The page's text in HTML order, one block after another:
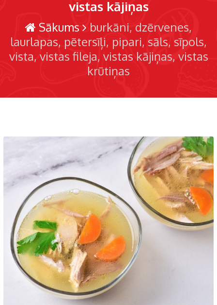
vistas kājiņas
Sākums burkāni dzērvenes
laurlapas pētersīļi pipari sāls sīpols
vista vistas fileja vistas kājiņas vistas
krūtiņas